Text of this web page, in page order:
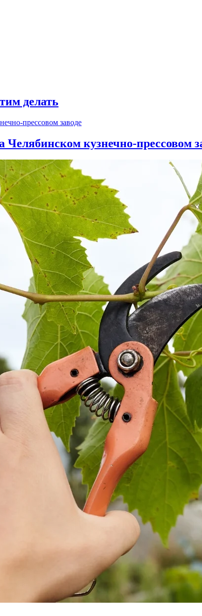
делать
кузнечно-прессовом